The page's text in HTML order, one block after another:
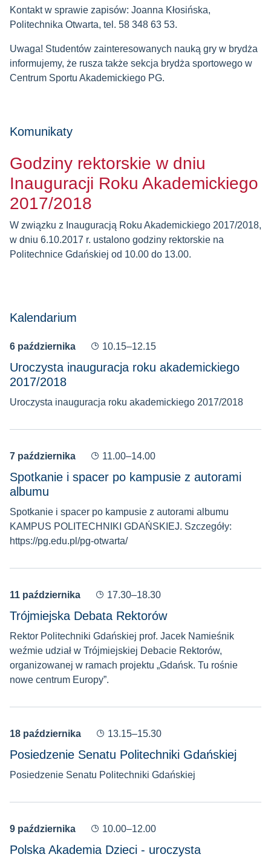
Kontakt w sprawie zapisów: Joanna Kłosińska,
Politechnika Otwarta, tel. 58 348 63 53.
Uwaga! Studentów zainteresowanych nauką gry w brydża
informujemy, że rusza także sekcja brydża sportowego w
Centrum Sportu Akademickiego PG.
Komunikaty
Godziny rektorskie w dniu
Inauguracji Roku Akademickiego
2017/2018
W związku z Inauguracją Roku Akademickiego 2017/2018,
w dniu 6.10.2017 r. ustalono godziny rektorskie na
Politechnice Gdańskiej od 10.00 do 13.00.
Kalendarium
6 października 10.15–12.15
Uroczysta inauguracja roku akademickiego
2017/2018
Uroczysta inauguracja roku akademickiego 2017/2018
7 października 11.00–14.00
Spotkanie i spacer po kampusie z autorami
albumu
Spotkanie i spacer po kampusie z autorami albumu
KAMPUS POLITECHNIKI GDAŃSKIEJ. Szczegóły:
https://pg.edu.pl/pg-otwarta/
11 października 17.30–18.30
Trójmiejska Debata Rektorów
Rektor Politechniki Gdańskiej prof. Jacek Namieśnik
weźmie udział w Trójmiejskiej Debacie Rektorów,
organizowanej w ramach projektu „Gdańsk. Tu rośnie
nowe centrum Europy”.
18 października 13.15–15.30
Posiedzenie Senatu Politechniki Gdańskiej
Posiedzenie Senatu Politechniki Gdańskiej
9 października 10.00–12.00
Polska Akademia Dzieci - uroczysta